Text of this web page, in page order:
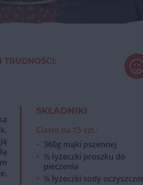
TRUDNOŚCI:
SKŁADNIKI
Ciasto na 15 szt.:
360g mąki pszennej
½ łyżeczki proszku do
pieczenia
¼ łyżeczki sody